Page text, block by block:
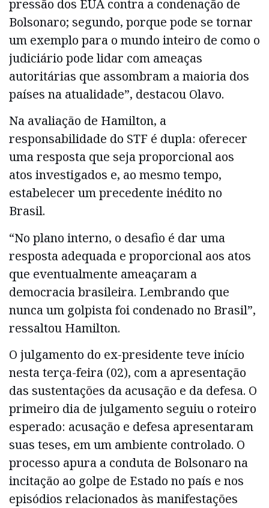
pressão dos EUA contra a condenação de
Bolsonaro; segundo, porque pode se tornar
um exemplo para o mundo inteiro de como o
judiciário pode lidar com ameaças
autoritárias que assombram a maioria dos
países na atualidade”, destacou Olavo.
Na avaliação de Hamilton, a
responsabilidade do STF é dupla: oferecer
uma resposta que seja proporcional aos
atos investigados e, ao mesmo tempo,
estabelecer um precedente inédito no
Brasil.
“No plano interno, o desafio é dar uma
resposta adequada e proporcional aos atos
que eventualmente ameaçaram a
democracia brasileira. Lembrando que
nunca um golpista foi condenado no Brasil”,
ressaltou Hamilton.
O julgamento do ex-presidente teve início
nesta terça-feira (02), com a apresentação
das sustentações da acusação e da defesa. O
primeiro dia de julgamento seguiu o roteiro
esperado: acusação e defesa apresentaram
suas teses, em um ambiente controlado. O
processo apura a conduta de Bolsonaro na
incitação ao golpe de Estado no país e nos
episódios relacionados às manifestações